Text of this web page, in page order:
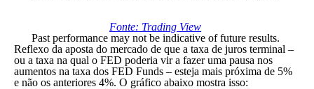
Fonte: Trading View
Past performance may not be indicative of future results.
Reflexo da aposta do mercado de que a taxa de juros terminal –
ou a taxa na qual o FED poderia vir a fazer uma pausa nos
aumentos na taxa dos FED Funds – esteja mais próxima de 5%
e não os anteriores 4%. O gráfico abaixo mostra isso: